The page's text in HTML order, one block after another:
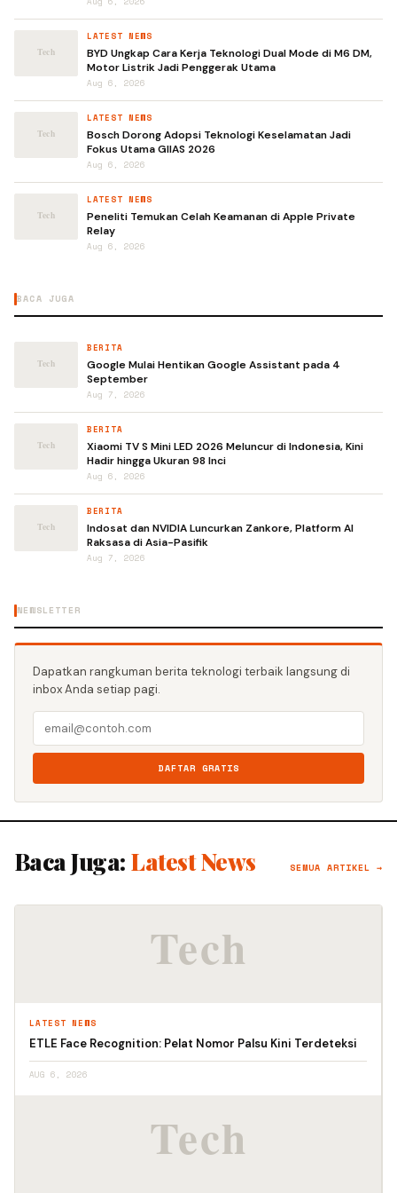
LATEST NEWS
BYD Ungkap Cara Kerja Teknologi Dual Mode di M6 DM,
Motor Listrik Jadi Penggerak Utama
Aug 6, 2026
LATEST NEWS
Bosch Dorong Adopsi Teknologi Keselamatan Jadi
Fokus Utama GIIAS 2026
Aug 6, 2026
LATEST NEWS
Peneliti Temukan Celah Keamanan di Apple Private
Relay
Aug 6, 2026
BACA JUGA
BERITA
Google Mulai Hentikan Google Assistant pada 4
September
Aug 7, 2026
BERITA
Xiaomi TV S Mini LED 2026 Meluncur di Indonesia, Kini
Hadir hingga Ukuran 98 Inci
Aug 6, 2026
BERITA
Indosat dan NVIDIA Luncurkan Zankore, Platform AI
Raksasa di Asia-Pasifik
Aug 7, 2026
NEWSLETTER
Dapatkan rangkuman berita teknologi terbaik langsung di
inbox Anda setiap pagi.
DAFTAR GRATIS
Baca Juga: Latest News SEMUA ARTIKEL →
LATEST NEWS
ETLE Face Recognition: Pelat Nomor Palsu Kini Terdeteksi
AUG 6, 2026